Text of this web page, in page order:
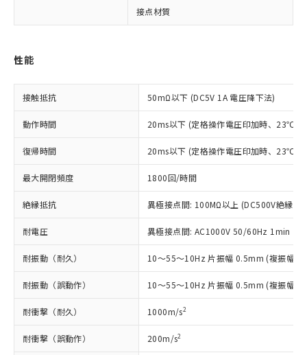
接点材質
性能
接触抵抗 50mΩ以下 (DC5V 1A 電圧降下法)
動作時間 20ms以下 (定格操作電圧印加時、23℃、
復帰時間 20ms以下 (定格操作電圧印加時、23℃、
最大開閉頻度 1800回/時間
絶縁抵抗 異極接点間: 100MΩ以上 (DC500V絶縁抵
耐電圧 異極接点間: AC1000V 50/60Hz 1min
耐振動（耐久） 10～55～10Hz 片振幅 0.5mm (複振幅
耐振動（誤動作） 10～55～10Hz 片振幅 0.5mm (複振幅
耐衝撃（耐久） 1000m/s2
耐衝撃（誤動作） 200m/s2
ご利用条件
本サービスは、当社制御機器事業取扱
商品の当社在庫状況および標準価格
(税抜)を提供させていただくもので
当社制御機器事業取扱商品の中には、
本サービスの対象外となる商品もある
ことをご了承ください。
在庫状況および標準価格照会結果は、
記載している更新日時点での社内デー
タに基づき作成されるものであり、閲
覧された時点での実際の在庫および標
準価格とは異なる場合があることをご
了承ください。
正式な納期状況および標準価格はお客
様のお取引先、またはお客様担当のオ
ムロン制御機器販売店・当社販売員に
ご相談ください。
オムロン制御機器販売店や当社販売拠
対応予定：EU RoHS指令（10物質）の非含
有に対応した製品に切り替える予定のある
調査・確認中：EU RoHS指令（10物質）の
非含有の対応状況を調査中または確認中の
商品です。
非該当品：ライセンス料など無形物で、有
害物質有無と関係のない商品です。
仕入先様の事情により、非含有部品として
いたものが、含有品と判明した場合などや
むを得ず変更することがあります。
*EU RoHS指令（10物質）：
鉛(Pb) 1000ppm以下、 水銀(Hg) 1000ppm以下、 カド
ミウム(Cd) 100ppm以下、
六価クロム(Cr(Ⅵ)) 1000ppm以下、ポリ臭化ビフェニル
類(PBB) 1000ppm以下、ポリ臭化ジフェニルエーテル類
(PBDE) 1000ppm以下、フタル酸ビス(2-エチルヘキシ
ル) (DEHP)(別名：DOP) 1000ppm以下、フタル酸ブチ
(DIBP) 1000ppm以下
但し、RoHS指令で産業用監視および制御機器に対する
適用除外項目は除く。
フタル酸エステル類の４物質については閾値を超える意
※1 中国RoHS○×表
「○」：最大均質材料含有率が中国RoHSの
基準値以下であることを示します。
「×」：最大均質材料含有率が中国RoHSの
基準値を超えていることを示します。
「－」：未確認です。当社販売部門へお問
い合わせください。
*中国RoHS10物質の基準値 (GB/T26572)：
Pb(鉛) :1000ppm、 Hg(水銀) : 1000ppm、 Cd(カドミウ
ム) : 100ppm、
Cr(Ⅵ)(六価クロム) : 1000ppm、 PBBs(ポリ臭化ビフェ
ニル類) : 1000ppm、 PBDEs(ポリ臭化ジフェニルエーテ
ル類) : 1000ppm、
DBP(フタル酸ジブチル) : 1000ppm、 DIBP(フタル酸ジ
イソブチル) : 1000ppm、 BBP(フタル酸ブチルベンジ
ル) : 1000ppm、
DEHP(フタル酸ビス(2-エチルヘキシル)) : 1000ppm
当社は、これら貴社製品のうち、外国
為替および外国貿易法に定める商品
（以下｢規制貨物等」という）を輸出
または国外への提供する場合は、日本
国政府の輸出許可(または役務取引許
可)を取得するなどの必要な手続きを
当社は規制貨物を破棄する場合は、完
全に破砕するなど、違法に輸出されな
いよう必要な手段を講じます。
当社は貴社製品を、核兵器、ミサイ
ル、化学兵器、生物兵器またはその他
一定数以上の在庫あり
△ 一定数には満たないが在庫あり
－
在庫なし(最新の在庫状況につ